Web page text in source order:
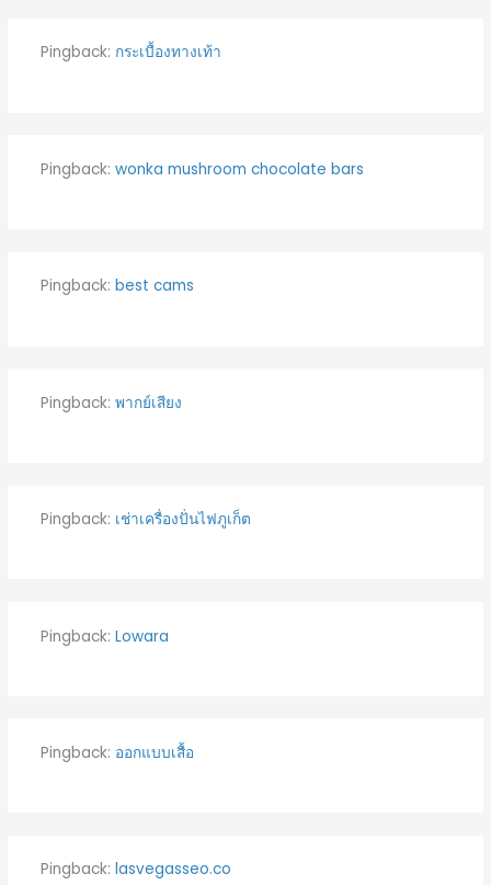
Pingback: กระเบื้องทางเท้า
Pingback: wonka mushroom chocolate bars
Pingback: best cams
Pingback: พากย์เสียง
Pingback: เช่าเครื่องปั่นไฟภูเก็ต
Pingback: Lowara
Pingback: ออกแบบเสื้อ
Pingback: lasvegasseo.co